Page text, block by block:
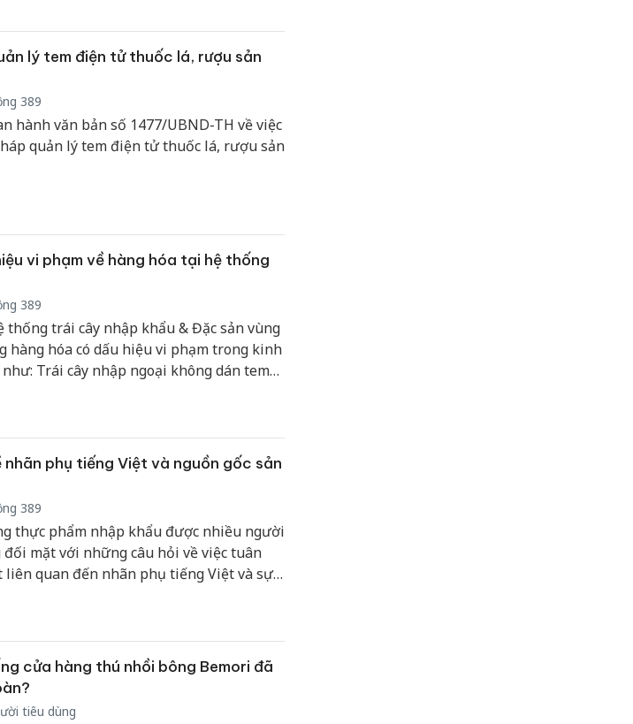
lý tem điện tử thuốc lá, rượu sản
389
hành văn bản số 1477/UBND-TH về việc
quản lý tem điện tử thuốc lá, rượu sản
vi phạm về hàng hóa tại hệ thống
389
thống trái cây nhập khẩu & Đặc sản vùng
hàng hóa có dấu hiệu vi phạm trong kinh
Trái cây nhập ngoại không dán tem
nhãn phụ tiếng Việt và nguồn gốc sản
389
thực phẩm nhập khẩu được nhiều người
mặt với những câu hỏi về việc tuân
liên quan đến nhãn phụ tiếng Việt và sự
về thông tin nguồn gốc thực phẩm
cửa hàng thú nhồi bông Bemori đã
tiêu dùng